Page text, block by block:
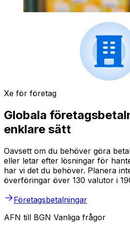
Xe för företag
Globala
enklare sätt
Oavsett om du behöver göra
eller letar efter lösningar för
har vi det du behöver. Planera
överföringar över 130 valutor i
Företagsbetalningar
AFN till BGN Vanliga frågor